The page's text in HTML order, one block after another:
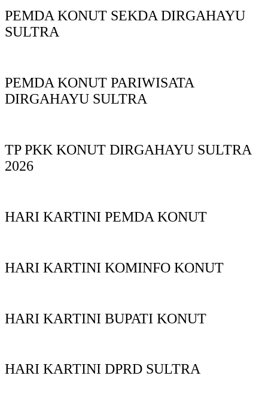
PEMDA KONUT SEKDA DIRGAHAYU
SULTRA
PEMDA KONUT PARIWISATA
DIRGAHAYU SULTRA
TP PKK KONUT DIRGAHAYU SULTRA
2026
HARI KARTINI PEMDA KONUT
HARI KARTINI KOMINFO KONUT
HARI KARTINI BUPATI KONUT
HARI KARTINI DPRD SULTRA